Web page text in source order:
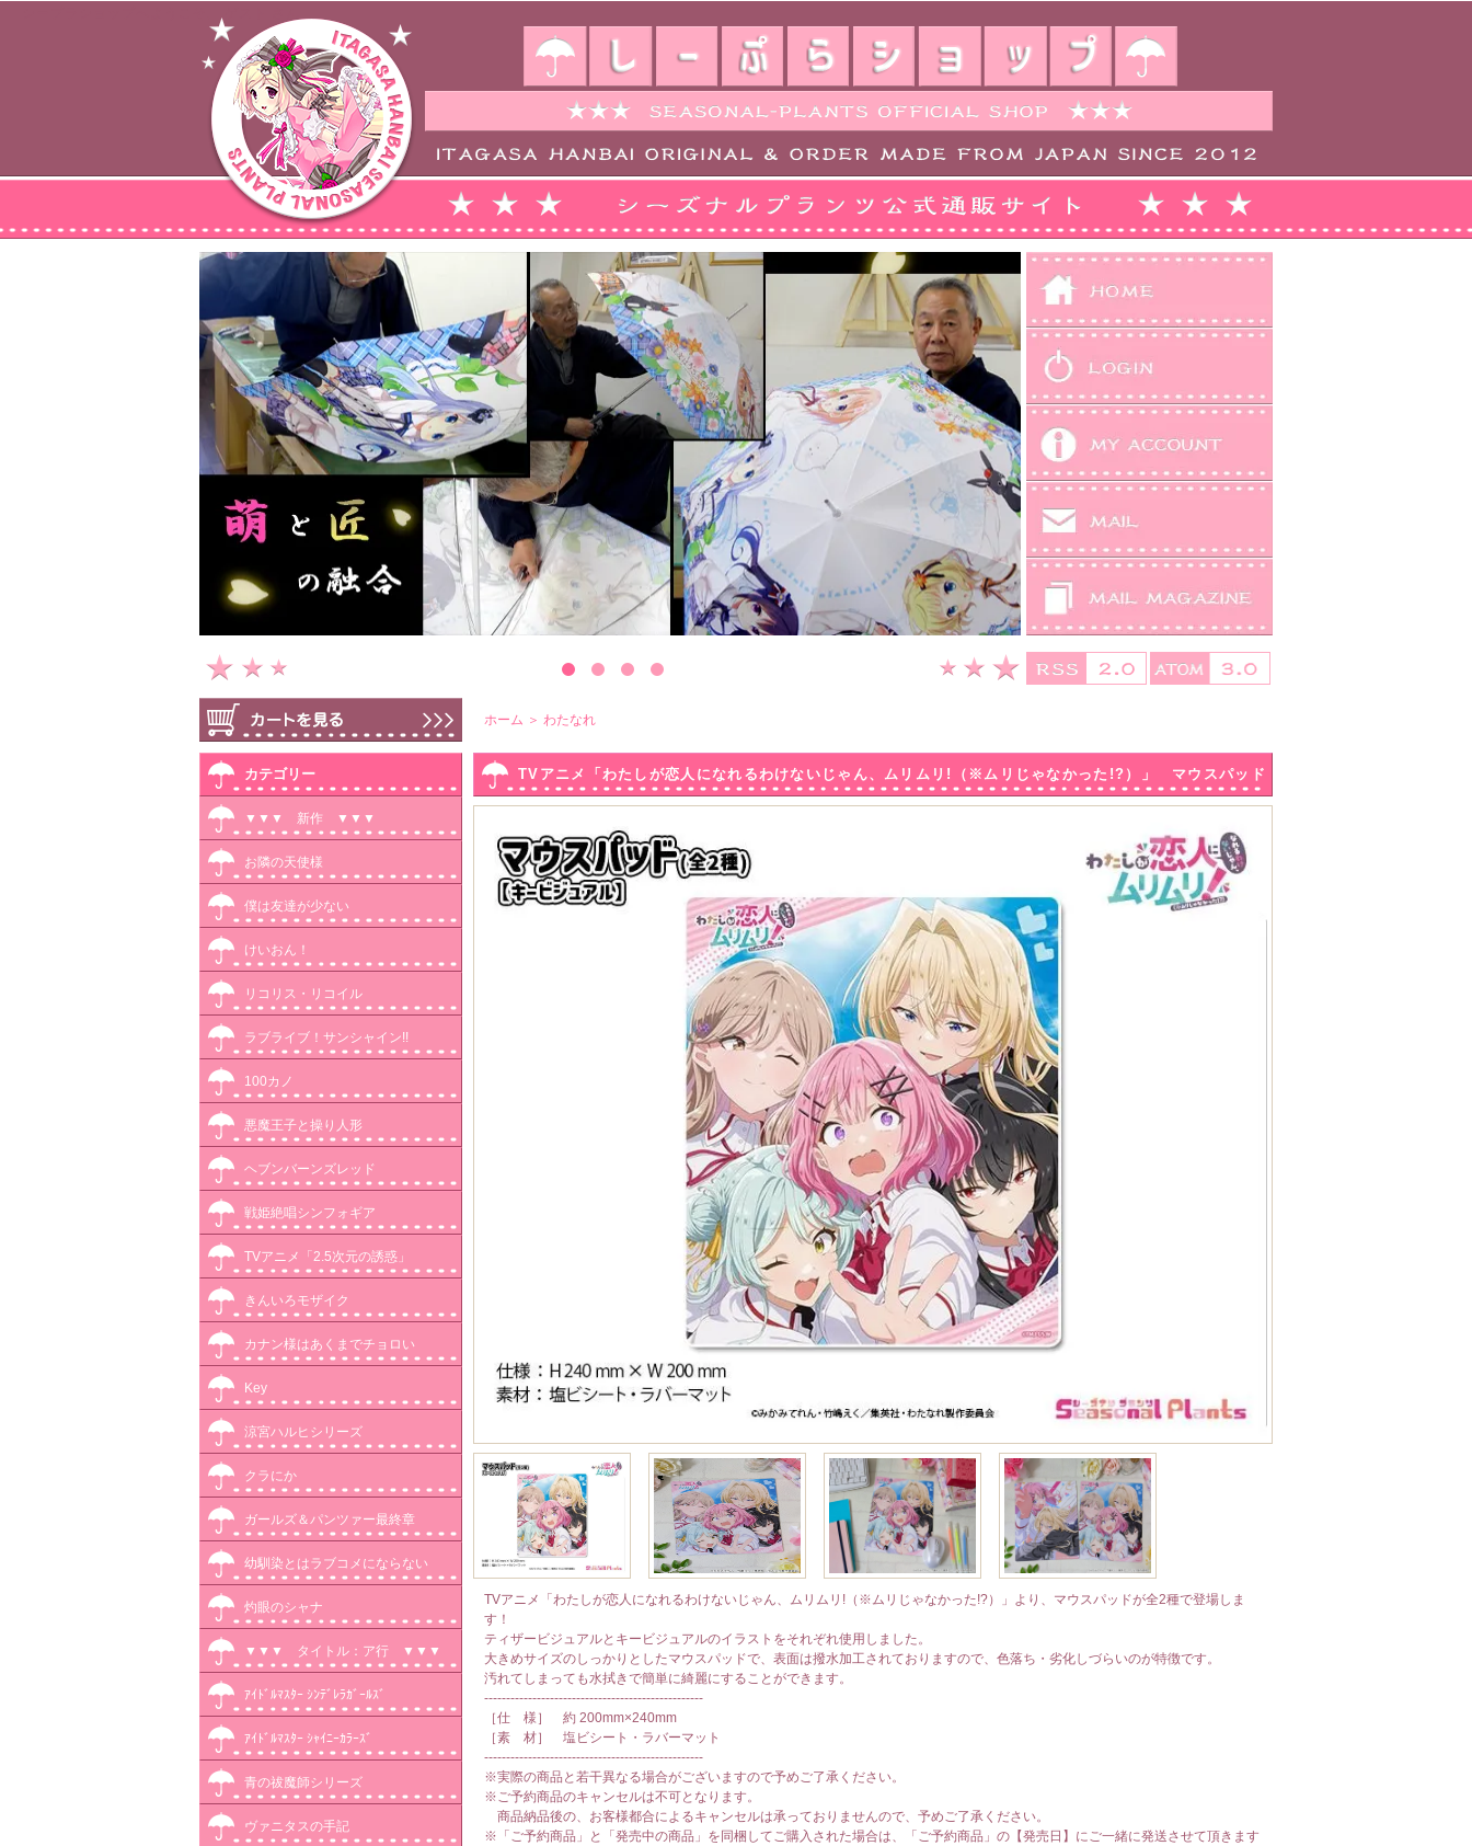
カテゴリー
▼▼▼ 新作 ▼▼▼
お隣の天使様
僕は友達が少ない
けいおん！
リコリス・リコイル
ラブライブ！サンシャイン!!
100カノ
悪魔王子と操り人形
ヘブンバーンズレッド
戦姫絶唱シンフォギア
TVアニメ「2.5次元の誘惑」
きんいろモザイク
カナン様はあくまでチョロい
Key
涼宮ハルヒシリーズ
クラにか
ガールズ＆パンツァー最終章
幼馴染とはラブコメにならない
灼眼のシャナ
▼▼▼ タイトル：ア行 ▼▼▼
ｱｲﾄﾞﾙﾏｽﾀｰ ｼﾝﾃﾞﾚﾗｶﾞｰﾙｽﾞ
ｱｲﾄﾞﾙﾏｽﾀｰ ｼｬｲﾆｰｶﾗｰｽﾞ
青の祓魔師シリーズ
ヴァニタスの手記
ホーム ＞ わたなれ
TVアニメ「わたしが恋人になれるわけないじゃん、ムリムリ!（※ムリじゃなかった!?）」 マウスパッド
TVアニメ「わたしが恋人になれるわけないじゃん、ムリムリ!（※ムリじゃなかった!?）」より、マウスパッドが全2種で登場しま
す！
ティザービジュアルとキービジュアルのイラストをそれぞれ使用しました。
大きめサイズのしっかりとしたマウスパッドで、表面は撥水加工されておりますので、色落ち・劣化しづらいのが特徴です。
汚れてしまっても水拭きで簡単に綺麗にすることができます。
--------------------------------------------------
［仕 様］ 約 200mm×240mm
［素 材］ 塩ビシート・ラバーマット
--------------------------------------------------
※実際の商品と若干異なる場合がございますので予めご了承ください。
※ご予約商品のキャンセルは不可となります。
商品納品後の、お客様都合によるキャンセルは承っておりませんので、予めご了承ください。
※「ご予約商品」と「発売中の商品」を同梱してご購入された場合は、「ご予約商品」の【発売日】にご一緒に発送させて頂きます